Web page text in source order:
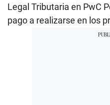
Legal Tributaria en PwC
pago a realizarse en los